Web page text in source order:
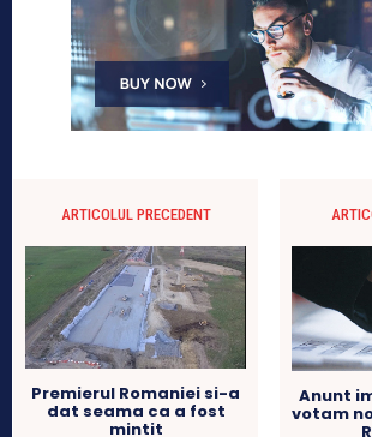
ARTICOLUL PRECEDENT
Premierul Romaniei si-a
dat seama ca a fost
mintit
Anunt
votam